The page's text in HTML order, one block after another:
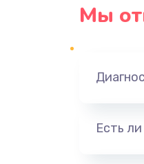
Мы
Есть